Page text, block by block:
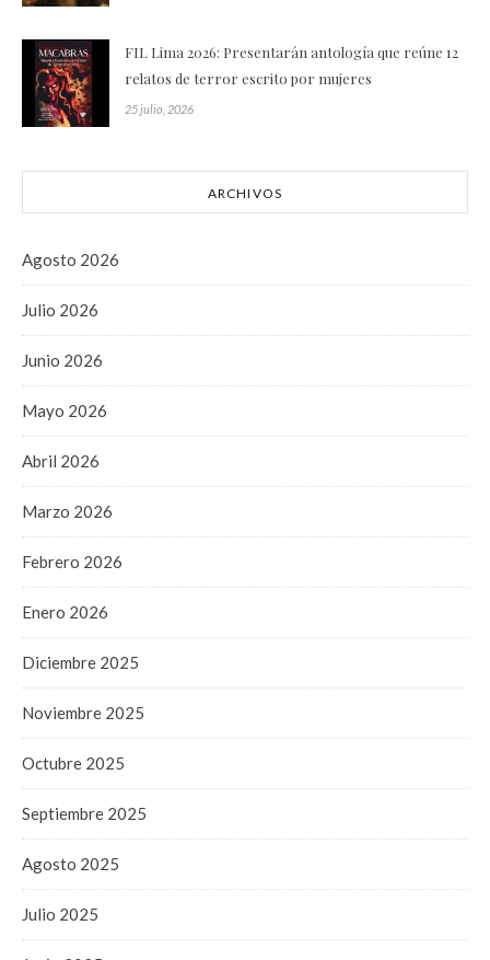
FIL Lima 2026: Presentarán antología que reúne 12
relatos de terror escrito por mujeres
25 julio, 2026
ARCHIVOS
Agosto 2026
Julio 2026
Junio 2026
Mayo 2026
Abril 2026
Marzo 2026
Febrero 2026
Enero 2026
Diciembre 2025
Noviembre 2025
Octubre 2025
Septiembre 2025
Agosto 2025
Julio 2025